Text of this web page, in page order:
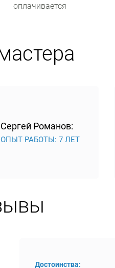
оплачивается
Сергей Романов:
ОПЫТ РАБОТЫ: 7 ЛЕТ
Достоинства: